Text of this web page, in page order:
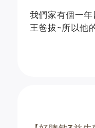
我們家有個一
王爸拔~所以他
阿秋的體質啊(
嚴重，所以每